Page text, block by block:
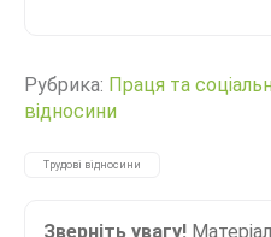
Рубрика: Праця та
відносини
Трудові відносини
Зверніть увагу!